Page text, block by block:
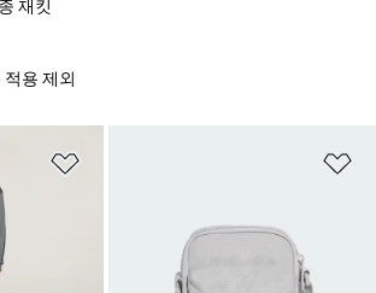
재킷
용 제외